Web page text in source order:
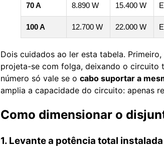
70 A 8.890 W 15.400 W
100 A 12.700 W 22.000 W
Dois cuidados ao ler esta tabela.
projeta-se com folga, deixando o circuito
número só vale se ocabo suportar a
amplia a capacidade do circuito: apenas
Como dimensionar o
1. Levante a potência total instalada